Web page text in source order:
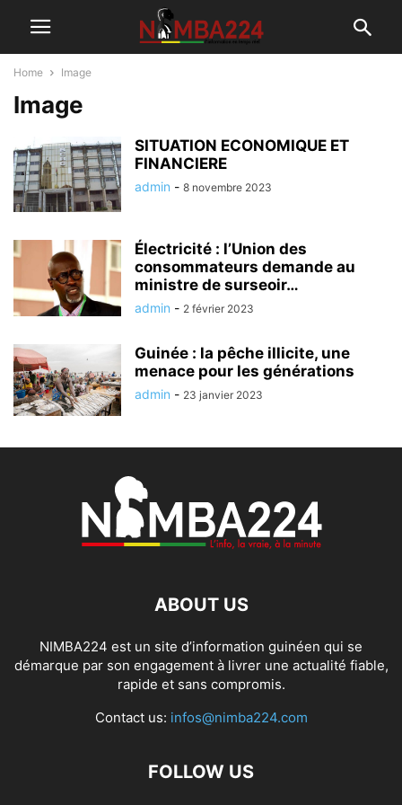
Home Image
Image
SITUATION ECONOMIQUE ET
FINANCIERE
admin - 8 novembre 2023
Électricité : l’Union des
consommateurs demande au
ministre de surseoir…
admin - 2 février 2023
Guinée : la pêche illicite, une
menace pour les générations
admin - 23 janvier 2023
ABOUT US
NIMBA224 est un site d’information guinéen qui se
démarque par son engagement à livrer une actualité fiable,
rapide et sans compromis.
Contact us: infos@nimba224.com
FOLLOW US